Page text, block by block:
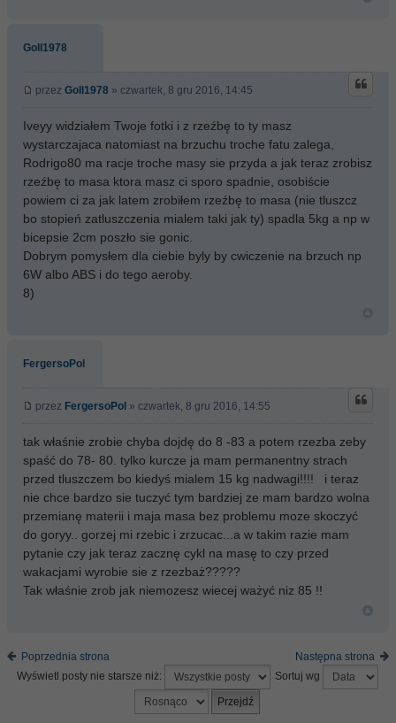
Goll1978
przez Goll1978 » czwartek, 8 gru 2016, 14:45
Iveyy widziałem Twoje fotki i z rzeźbę to ty masz
wystarczajaca natomiast na brzuchu troche fatu zalega,
Rodrigo80 ma racje troche masy sie przyda a jak teraz zrobisz
rzeźbę to masa ktora masz ci sporo spadnie, osobiście
powiem ci za jak latem zrobiłem rzeźbę to masa (nie tluszcz
bo stopień zatluszczenia mialem taki jak ty) spadla 5kg a np w
bicepsie 2cm poszło sie gonic.
Dobrym pomysłem dla ciebie byly by cwiczenie na brzuch np
6W albo ABS i do tego aeroby.
8)
FergersoPol
przez FergersoPol » czwartek, 8 gru 2016, 14:55
tak właśnie zrobie chyba dojdę do 8 -83 a potem rzezba zeby
spaść do 78- 80. tylko kurcze ja mam permanentny strach
przed tluszczem bo kiedyś mialem 15 kg nadwagi!!!! i teraz
nie chce bardzo sie tuczyć tym bardziej ze mam bardzo wolna
przemianę materii i maja masa bez problemu moze skoczyć
do goryy.. gorzej mi rzebic i zrzucac...a w takim razie mam
pytanie czy jak teraz zacznę cykl na masę to czy przed
wakacjami wyrobie sie z rzezbaż?????
Tak właśnie zrob jak niemozesz wiecej ważyć niz 85 !!
Poprzednia strona
Następna strona
Wyświetl posty nie starsze niż:
Sortuj wg